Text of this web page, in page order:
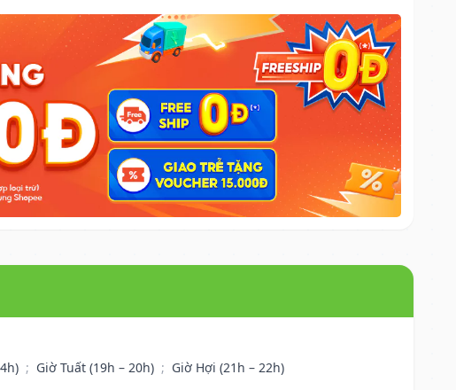
; Giờ Tuất (19h – 20h) ; Giờ Hợi (21h – 22h)